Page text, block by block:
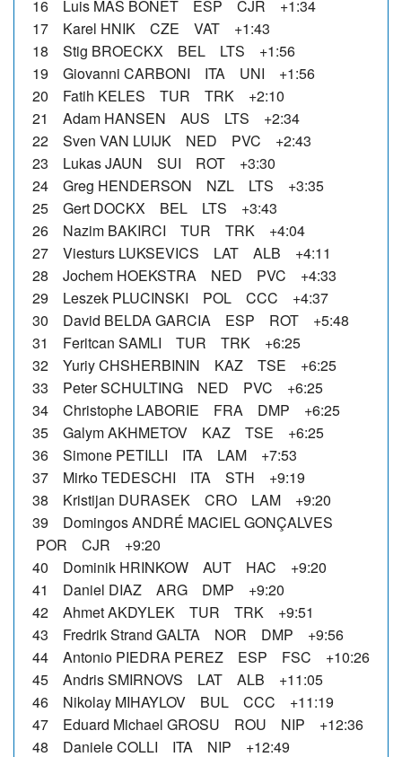
16 Luis MAS BONET ESP CJR +1:34
17 Karel HNIK CZE VAT +1:43
18 Stig BROECKX BEL LTS +1:56
19 Giovanni CARBONI ITA UNI +1:56
20 Fatih KELES TUR TRK +2:10
21 Adam HANSEN AUS LTS +2:34
22 Sven VAN LUIJK NED PVC +2:43
23 Lukas JAUN SUI ROT +3:30
24 Greg HENDERSON NZL LTS +3:35
25 Gert DOCKX BEL LTS +3:43
26 Nazim BAKIRCI TUR TRK +4:04
27 Viesturs LUKSEVICS LAT ALB +4:11
28 Jochem HOEKSTRA NED PVC +4:33
29 Leszek PLUCINSKI POL CCC +4:37
30 David BELDA GARCIA ESP ROT +5:48
31 Feritcan SAMLI TUR TRK +6:25
32 Yuriy CHSHERBININ KAZ TSE +6:25
33 Peter SCHULTING NED PVC +6:25
34 Christophe LABORIE FRA DMP +6:25
35 Galym AKHMETOV KAZ TSE +6:25
36 Simone PETILLI ITA LAM +7:53
37 Mirko TEDESCHI ITA STH +9:19
38 Kristijan DURASEK CRO LAM +9:20
39 Domingos ANDRÉ MACIEL GONÇALVES
POR CJR +9:20
40 Dominik HRINKOW AUT HAC +9:20
41 Daniel DIAZ ARG DMP +9:20
42 Ahmet AKDYLEK TUR TRK +9:51
43 Fredrik Strand GALTA NOR DMP +9:56
44 Antonio PIEDRA PEREZ ESP FSC +10:26
45 Andris SMIRNOVS LAT ALB +11:05
46 Nikolay MIHAYLOV BUL CCC +11:19
47 Eduard Michael GROSU ROU NIP +12:36
48 Daniele COLLI ITA NIP +12:49